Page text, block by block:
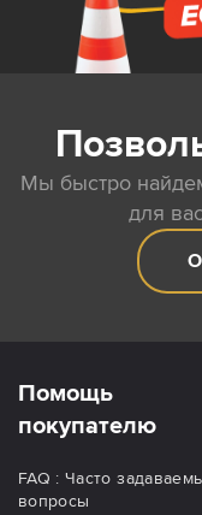
Мы быстро
для
Помощь
покупателю
FAQ : Часто
вопросы